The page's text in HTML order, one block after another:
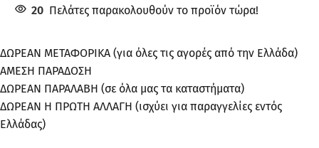
20 Πελάτες παρακολουθούν το προϊόν τώρα!
ΔΩΡΕΑΝ ΜΕΤΑΦΟΡΙΚΑ (για όλες τις αγορές από την Ελλάδα)
ΑΜΕΣΗ ΠΑΡΑΔΟΣΗ
ΔΩΡΕΑΝ ΠΑΡΑΛΑΒΗ (σε όλα μας τα καταστήματα)
ΔΩΡΕΑΝ Η ΠΡΩΤΗ ΑΛΛΑΓΗ (ισχύει για παραγγελίες εντός
Ελλάδας)